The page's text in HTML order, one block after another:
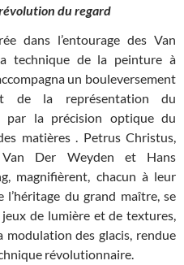
regard
dans l’entourage des Van
technique de la peinture à
un bouleversement
de la représentation du
par la précision optique du
matières . Petrus Christus,
Van Der Weyden et Hans
magnifièrent, chacun à leur
l’héritage du grand maître, se
de lumière et de textures,
modulation des glacis, rendue
révolutionnaire.